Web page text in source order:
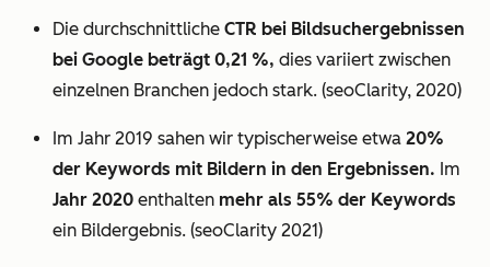
Die durchschnittliche CTR bei Bildsuchergebnissen
bei Google beträgt 0,21 %, dies variiert zwischen
einzelnen Branchen jedoch stark. (seoClarity, 2020)
Im Jahr 2019 sahen wir typischerweise etwa 20%
der Keywords mit Bildern in den Ergebnissen. Im
Jahr 2020 enthalten mehr als 55% der Keywords
ein Bildergebnis. (seoClarity 2021)